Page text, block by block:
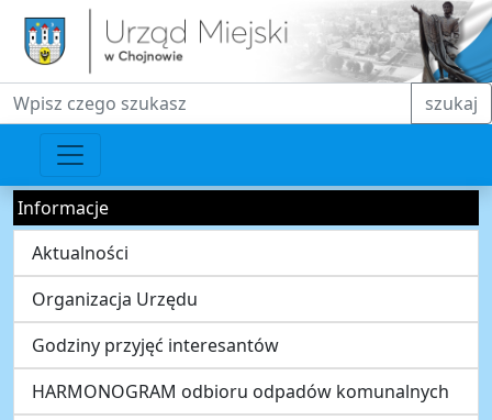
Fraza do wyszukiwania szukaj
Informacje
Aktualności
Organizacja Urzędu
Godziny przyjęć interesantów
HARMONOGRAM odbioru odpadów komunalnych